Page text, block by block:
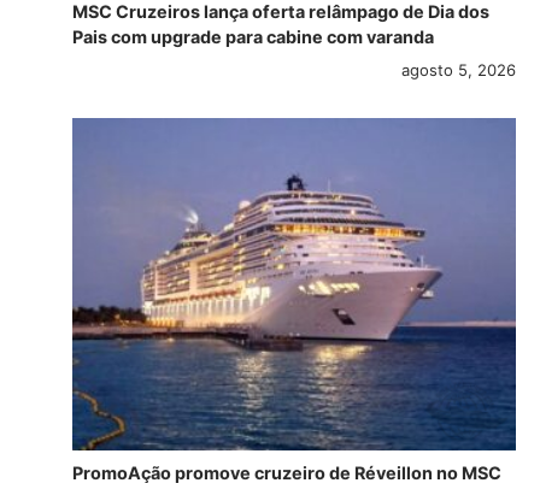
MSC Cruzeiros lança oferta relâmpago de Dia dos
Pais com upgrade para cabine com varanda
agosto 5, 2026
PromoAção promove cruzeiro de Réveillon no MSC